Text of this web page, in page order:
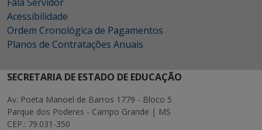
Acessibilidade
Ordem Cronológica de Pagamentos
Planos de Contratações Anuais
SECRETARIA DE ESTADO DE EDUCAÇÃO
Av. Poeta Manoel de Barros 1779 - Bloco 5
Parque dos Poderes - Campo Grande | MS
CEP.: 79.031-350